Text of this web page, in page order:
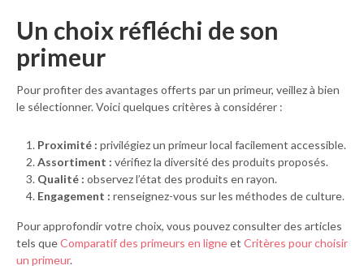
Un choix réfléchi de son
primeur
Pour profiter des avantages offerts par un primeur, veillez à bien
le sélectionner. Voici quelques critères à considérer :
Proximité : privilégiez un primeur local facilement accessible.
Assortiment : vérifiez la diversité des produits proposés.
Qualité : observez l’état des produits en rayon.
Engagement : renseignez-vous sur les méthodes de culture.
Pour approfondir votre choix, vous pouvez consulter des articles
tels queComparatif des primeurs en ligneet Critères pour choisir
un primeur.